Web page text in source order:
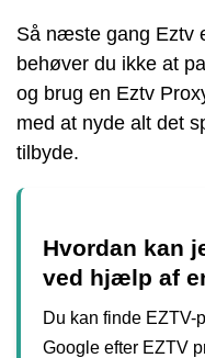
Så næste gang Eztv
behøver du ikke at
og brug en Eztv
med at nyde alt det
tilbyde.
Hvordan kan
ved hjælp af
Du kan finde EZTV-
Google efter EZTV